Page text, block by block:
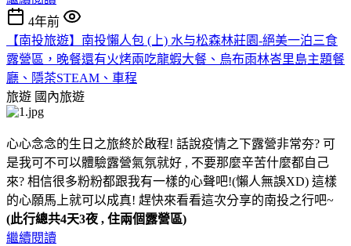
4年前
【南投旅遊】南投懶人包 (上) 水与松森林莊園-絕美一泊三食
露營區，晚餐還有火烤兩吃龍蝦大餐、烏布雨林峇里島主題餐
廳、隱茶STEAM、車程
旅遊 國內旅遊
心心念念的生日之旅終於啟程! 話說疫情之下露營非常夯? 可
是我可不可以體驗露營氣氛就好 , 不要那麼辛苦什麼都自己
來? 相信很多粉粉都跟我有一樣的心聲吧!(懶人無誤XD) 這樣
的心願馬上就可以成真! 趕快來看看這次分享的南投之行吧~
(此行總共4天3夜 , 住兩個露營區)
繼續閱讀